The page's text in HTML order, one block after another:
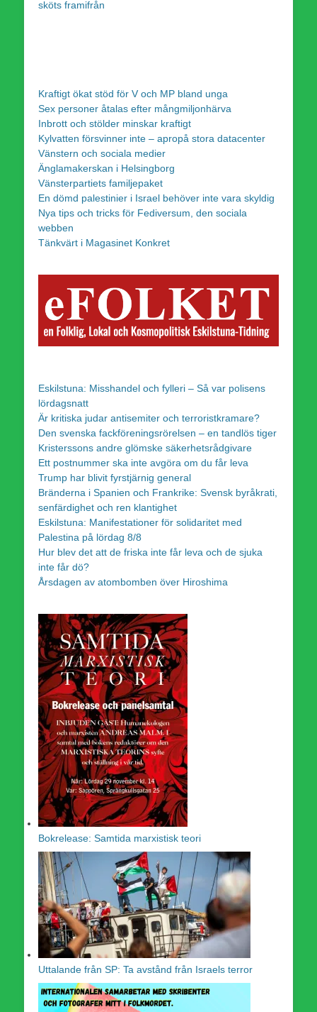
sköts framifrån
Kraftigt ökat stöd för V och MP bland unga
Sex personer åtalas efter mångmiljonhärva
Inbrott och stölder minskar kraftigt
Kylvatten försvinner inte – apropå stora datacenter
Vänstern och sociala medier
Änglamakerskan i Helsingborg
Vänsterpartiets familjepaket
En dömd palestinier i Israel behöver inte vara skyldig
Nya tips och tricks för Fediversum, den sociala
webben
Tänkvärt i Magasinet Konkret
Eskilstuna: Misshandel och fylleri – Så var polisens
lördagsnatt
Är kritiska judar antisemiter och terroristkramare?
Den svenska fackföreningsrörelsen – en tandlös tiger
Kristerssons andre glömske säkerhetsrådgivare
Ett postnummer ska inte avgöra om du får leva
Trump har blivit fyrstjärnig general
Bränderna i Spanien och Frankrike: Svensk byråkrati,
senfärdighet och ren klantighet
Eskilstuna: Manifestationer för solidaritet med
Palestina på lördag 8/8
Hur blev det att de friska inte får leva och de sjuka
inte får dö?
Årsdagen av atombomben över Hiroshima
Bokrelease: Samtida marxistisk teori
Uttalande från SP: Ta avstånd från Israels terror